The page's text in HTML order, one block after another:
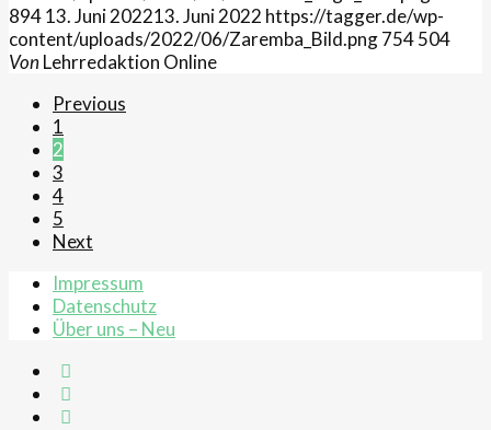
89413. Juni 202213. Juni 2022 https://tagger.de/wp-
content/uploads/2022/06/Zaremba_Bild.png754504
VonLehrredaktion Online
Previous
1
2
3
4
5
Next
Impressum
Datenschutz
Über uns – Neu